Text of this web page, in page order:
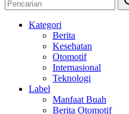
Kategori
Berita
Kesehatan
Otomotif
Internasional
Teknologi
Label
Manfaat Buah
Berita Otomotif